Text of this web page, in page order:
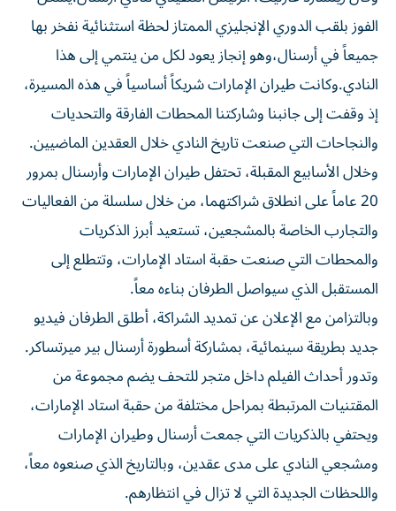
الفوز بلقب الدوري الإنجليزي الممتاز لحظة استثنائية نفخر بها
جميعاً في أرسنال،وهو إنجاز يعود لكل من ينتمي إلى هذا
النادي.وكانت طيران الإمارات شريكاً أساسياً في هذه المسيرة،
إذ وقفت إلى جانبنا وشاركتنا المحطات الفارقة والتحديات
والنجاحات التي صنعت تاريخ النادي خلال العقدين الماضيين.
وخلال الأسابيع المقبلة، تحتفل طيران الإمارات وأرسنال بمرور
20 عاماً على انطلاق شراكتهما، من خلال سلسلة من الفعاليات
والتجارب الخاصة بالمشجعين، تستعيد أبرز الذكريات
والمحطات التي صنعت حقبة استاد الإمارات، وتتطلع إلى
المستقبل الذي سيواصل الطرفان بناءه معاً.
وبالتزامن مع الإعلان عن تمديد الشراكة، أطلق الطرفان فيديو
جديد بطريقة سينمائية، بمشاركة أسطورة أرسنال بير ميرتساكر.
وتدور أحداث الفيلم داخل متجر للتحف يضم مجموعة من
المقتنيات المرتبطة بمراحل مختلفة من حقبة استاد الإمارات،
ويحتفي بالذكريات التي جمعت أرسنال وطيران الإمارات
ومشجعي النادي على مدى عقدين، وبالتاريخ الذي صنعوه معاً،
واللحظات الجديدة التي لا تزال في انتظارهم.